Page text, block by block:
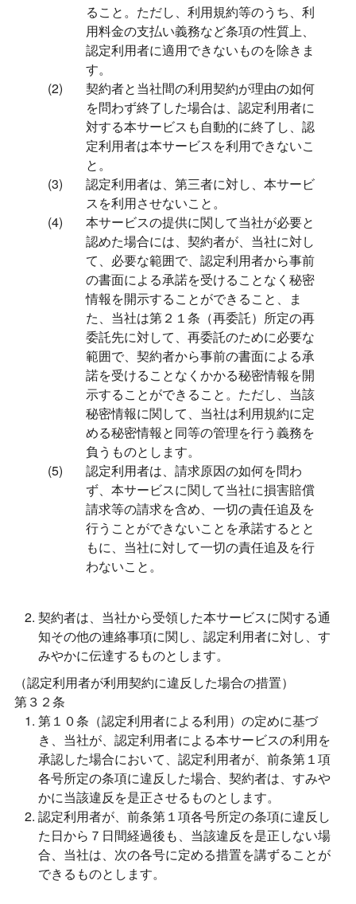
ること。ただし、利用規約等のうち、利
用料金の支払い義務など条項の性質上、
認定利用者に適用できないものを除きま
す。
契約者と当社間の利用契約が理由の如何
を問わず終了した場合は、認定利用者に
対する本サービスも自動的に終了し、認
定利用者は本サービスを利用できないこ
と。
認定利用者は、第三者に対し、本サービ
スを利用させないこと。
本サービスの提供に関して当社が必要と
認めた場合には、契約者が、当社に対し
て、必要な範囲で、認定利用者から事前
の書面による承諾を受けることなく秘密
情報を開示することができること、ま
た、当社は第２１条（再委託）所定の再
委託先に対して、再委託のために必要な
範囲で、契約者から事前の書面による承
諾を受けることなくかかる秘密情報を開
示することができること。ただし、当該
秘密情報に関して、当社は利用規約に定
める秘密情報と同等の管理を行う義務を
負うものとします。
認定利用者は、請求原因の如何を問わ
ず、本サービスに関して当社に損害賠償
請求等の請求を含め、一切の責任追及を
行うことができないことを承諾するとと
もに、当社に対して一切の責任追及を行
わないこと。
契約者は、当社から受領した本サービスに関する通
知その他の連絡事項に関し、認定利用者に対し、す
みやかに伝達するものとします。
（認定利用者が利用契約に違反した場合の措置）
第３２条
第１０条（認定利用者による利用）の定めに基づ
き、当社が、認定利用者による本サービスの利用を
承認した場合において、認定利用者が、前条第１項
各号所定の条項に違反した場合、契約者は、すみや
かに当該違反を是正させるものとします。
認定利用者が、前条第１項各号所定の条項に違反し
た日から７日間経過後も、当該違反を是正しない場
合、当社は、次の各号に定める措置を講ずることが
できるものとします。